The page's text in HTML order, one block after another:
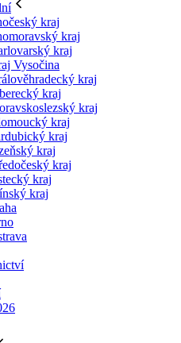
kraj
kraj
kraj
Vysočina
kraj
kraj
kraj
kraj
kraj
kraj
kraj
kraj
kraj